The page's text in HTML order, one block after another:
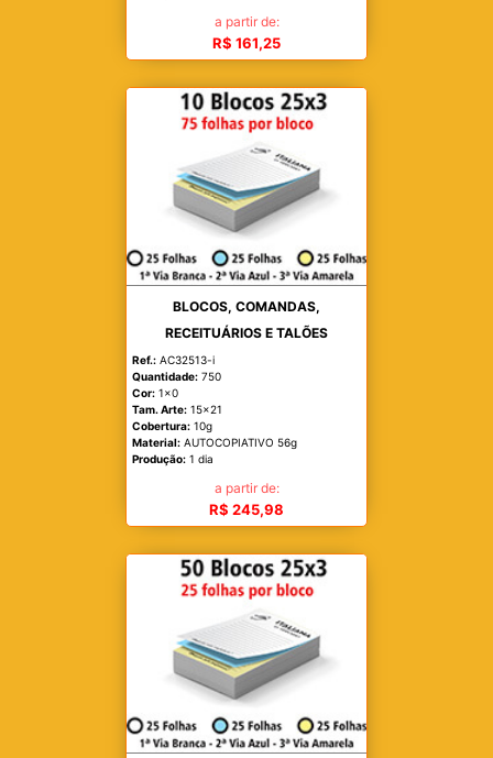
a partir de:
R$ 161,25
BLOCOS, COMANDAS,
RECEITUÁRIOS E TALÕES
Ref.: AC32513-i
Quantidade: 750
Cor: 1x0
Tam. Arte: 15x21
Cobertura: 10g
Material: AUTOCOPIATIVO 56g
Produção: 1 dia
a partir de:
R$ 245,98